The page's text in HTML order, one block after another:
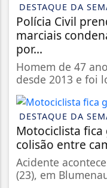
DESTAQUE DA
Polícia Civil
marciais
por...
Homem de 47
desde 2013 e foi
DESTAQUE DA
Motociclista
colisão entre
Acidente
(23), em